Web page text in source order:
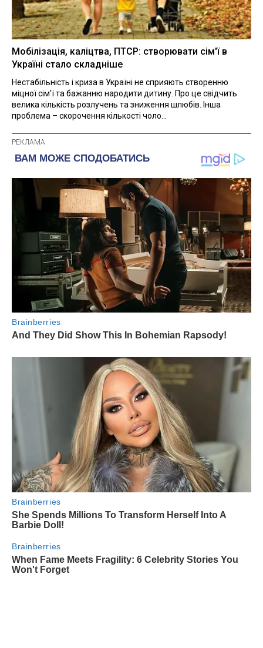
Мобілізація, каліцтва, ПТСР: створювати сім'ї в
Україні стало складніше
Нестабільність і криза в Україні не сприяють створенню
міцної сім'ї та бажанню народити дитину. Про це свідчить
велика кількість розлучень та зниження шлюбів. Інша
проблема – скорочення кількості чоло...